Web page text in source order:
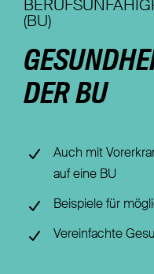
Nachhaltigkeit
Magazin
(BU)
DER BU
Auch mit
auf eine BU
Beispiele für
Vereinfachte